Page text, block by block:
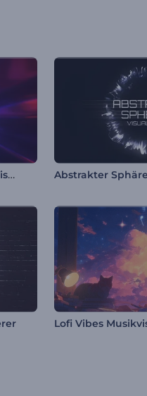
Unendliche Tunnelschleife Visualisierer
Lofi Vibes